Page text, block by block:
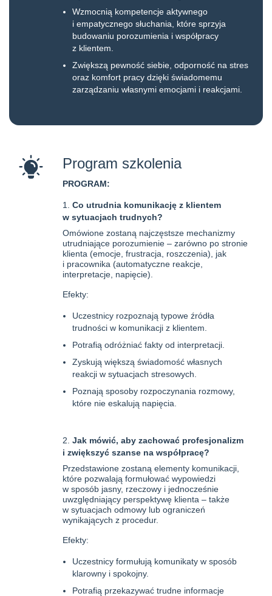
Wzmocnią kompetencje aktywnego
i empatycznego słuchania, które sprzyja
budowaniu porozumienia i współpracy
z klientem.
Zwiększą pewność siebie, odporność na stres
oraz komfort pracy dzięki świadomemu
zarządzaniu własnymi emocjami i reakcjami.
Program szkolenia
PROGRAM:
Co utrudnia komunikację z klientem
w sytuacjach trudnych?
Omówione zostaną najczęstsze mechanizmy
utrudniające porozumienie – zarówno po stronie
klienta (emocje, frustracja, roszczenia), jak
i pracownika (automatyczne reakcje,
interpretacje, napięcie).
Efekty:
Uczestnicy rozpoznają typowe źródła
trudności w komunikacji z klientem.
Potrafią odróżniać fakty od interpretacji.
Zyskują większą świadomość własnych
reakcji w sytuacjach stresowych.
Poznają sposoby rozpoczynania rozmowy,
które nie eskalują napięcia.
Jak mówić, aby zachować profesjonalizm
i zwiększyć szanse na współpracę?
Przedstawione zostaną elementy komunikacji,
które pozwalają formułować wypowiedzi
w sposób jasny, rzeczowy i jednocześnie
uwzględniający perspektywę klienta – także
w sytuacjach odmowy lub ograniczeń
wynikających z procedur.
Efekty:
Uczestnicy formułują komunikaty w sposób
klarowny i spokojny.
Potrafią przekazywać trudne informacje